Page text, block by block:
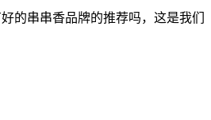
串串香品牌的推荐吗，这是我们